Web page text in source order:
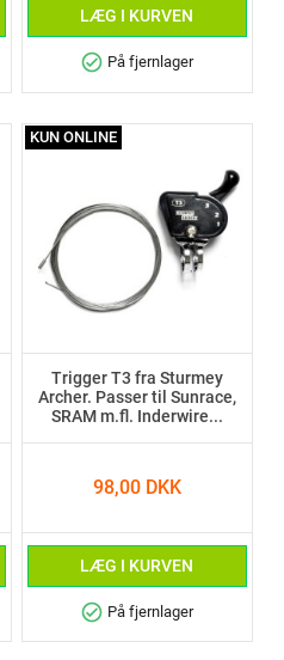
LÆG I KURVEN
check_circle På fjernlager
Trigger T3 fra Sturmey
Archer. Passer til Sunrace,
SRAM m.fl. Inderwire...
98,00 DKK
LÆG I KURVEN
check_circle På fjernlager
KUN ONLINE